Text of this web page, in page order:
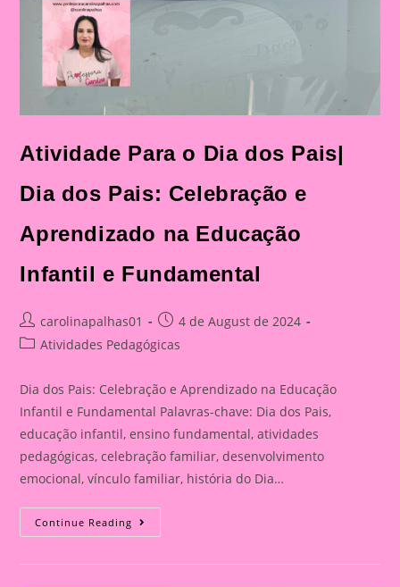
Atividade Para o Dia dos Pais|
Dia dos Pais: Celebração e
Aprendizado na Educação
Infantil e Fundamental
Post
author:
carolinapalhas01
Post
published:
4 de August de 2024
PostAtividades Pedagógicas
Dia dos Pais: Celebração e Aprendizado na Educação
Infantil e Fundamental Palavras-chave: Dia dos Pais,
educação infantil, ensino fundamental, atividades
pedagógicas, celebração familiar, desenvolvimento
emocional, vínculo familiar, história do Dia…
Continue Reading Atividade
Para
Dia